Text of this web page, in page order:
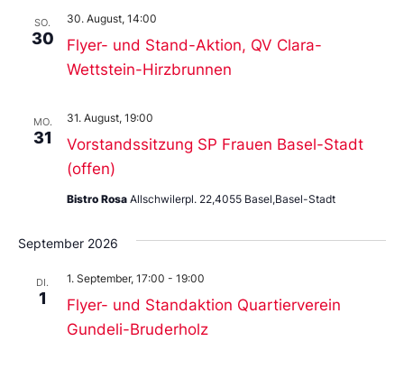
SO.
30
Flyer- und Stand-Aktion, QV Clara-
Wettstein-Hirzbrunnen
30. August, 14:00
MO.
31
Vorstandssitzung SP Frauen Basel-Stadt
(offen)
31. August, 19:00
Bistro Rosa Allschwilerpl. 22,4055 Basel,Basel-Stadt
September 2026
DI.
1
Flyer- und Standaktion Quartierverein
Gundeli-Bruderholz
1. September, 17:00 - 19:00